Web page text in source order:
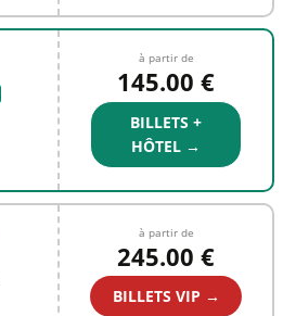
à partir de
145.00 €
BILLETS +
HÔTEL →
à partir de
245.00 €
BILLETS VIP →